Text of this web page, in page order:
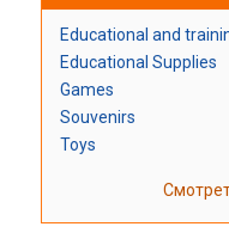
Educational and
Educational Supplies
Games
Souvenirs
Toys